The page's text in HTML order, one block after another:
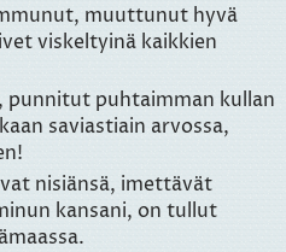
muuttunut hyvä
viskeltyinä kaikkien
punnitut puhtaimman kullan
saviastiain arvossa,
nisiänsä, imettävät
kansani, on tullut